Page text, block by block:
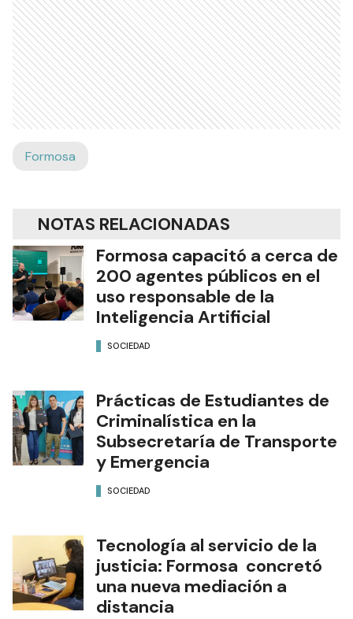
Formosa
NOTAS RELACIONADAS
Formosa capacitó a cerca de
200 agentes públicos en el
uso responsable de la
Inteligencia Artificial
SOCIEDAD
Prácticas de Estudiantes de
Criminalística en la
Subsecretaría de Transporte
y Emergencia
SOCIEDAD
Tecnología al servicio de la
justicia: Formosa concretó
una nueva mediación a
distancia